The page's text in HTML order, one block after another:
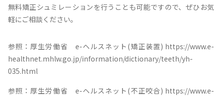
無料矯正シュミレーションを行うことも可能ですので、ぜひお気
軽にご相談ください。
参照：厚生労働省 e-ヘルスネット(矯正装置) https://www.e-
healthnet.mhlw.go.jp/information/dictionary/teeth/yh-
035.html
参照：厚生労働省 e-ヘルスネット(不正咬合) https://www.e-